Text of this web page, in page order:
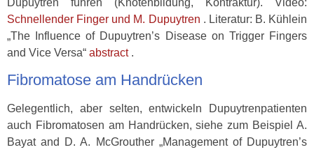
Schnellender Finger und M. Dupuytren . Literatur: B. Kühlein
„The Influence of Dupuytren’s Disease on Trigger Fingers
and Vice Versa“ abstract.
Fibromatose am Handrücken
Gelegentlich, aber selten, entwickeln Dupuytrenpatienten
auch Fibromatosen am Handrücken, siehe zum Beispiel A.
Bayat and D. A. McGrouther „Management of Dupuytren’s